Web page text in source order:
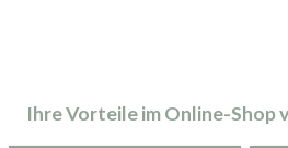
Ihre Vorteile im Online-Shop